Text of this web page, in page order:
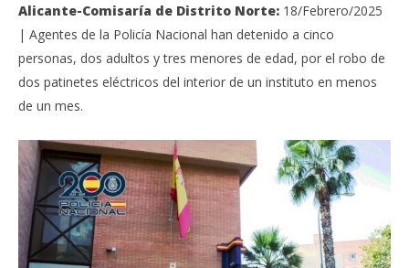
Policía Nacional detiene en menos de un mes a
cinco personas por el robo de patinetes eléctricos
del interior de un instituto.
2025
Admin
Alicante-Comisaría de Distrito Norte: 18/Febrero/2025
| Agentes de la Policía Nacional han detenido a cinco
personas, dos adultos y tres menores de edad, por el robo de
dos patinetes eléctricos del interior de un instituto en menos
de un mes.